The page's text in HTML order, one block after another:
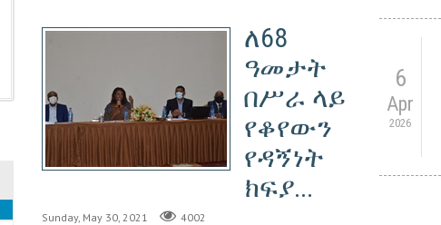
ለ68
ዓመታት
በሥራ ላይ
የቆየውን
የዳኝነት
ክፍያ...
Sunday, May 30, 2021 4002
6
Apr
2026